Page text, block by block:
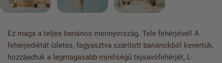
Ez maga a teljes banános mennyország. Tele fehérjével! A
fehérjediétát ízletes, fagyasztva szárított banánokból kevertük,
hozzáadtuk a legmagasabb minőségű tejsavófehérjét, L-